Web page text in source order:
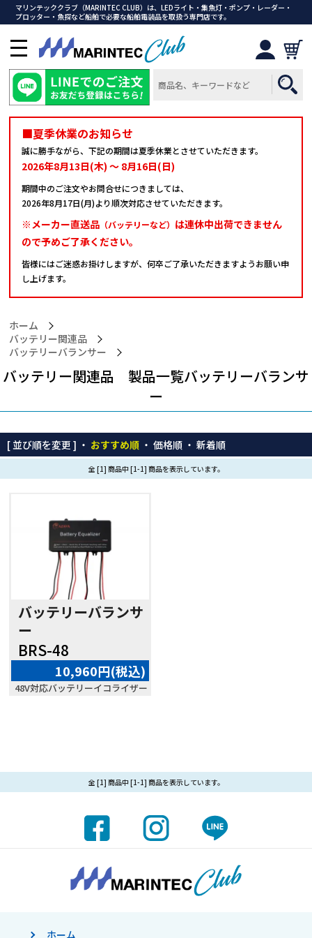
マリンテッククラブ（MARINTEC CLUB）は、LEDライト・集魚灯・ポンプ・レーダー・
プロッター・魚探など船舶で必要な船舶電装品を取扱う専門店です。
メ
ニ
ュ
ー
を
■夏季休業のお知らせ
誠に勝手ながら、下記の期間は夏季休業とさせていただきます。
2026年8月13日(木) ～ 8月16日(日)
期間中のご注文やお問合せにつきましては、
2026年8月17日(月)より順次対応させていただきます。
※メーカー直送品 （バッテリーなど） は連休中出荷できません
ので予めご了承ください。
皆様にはご迷惑お掛けしますが、何卒ご了承いただきますようお願い申
し上げます。
ホーム
バッテリー関連品
バッテリーバランサー
バッテリー関連品 製品一覧バッテリーバランサ
ー
[ 並び順を変更 ] ・ おすすめ順 ・ 価格順 ・ 新着順
全 [1] 商品中 [1-1] 商品を表示しています。
バッテリーバランサ
ー
BRS-48
10,960円(税込)
48V対応バッテリーイコライザー
全 [1] 商品中 [1-1] 商品を表示しています。
ホーム